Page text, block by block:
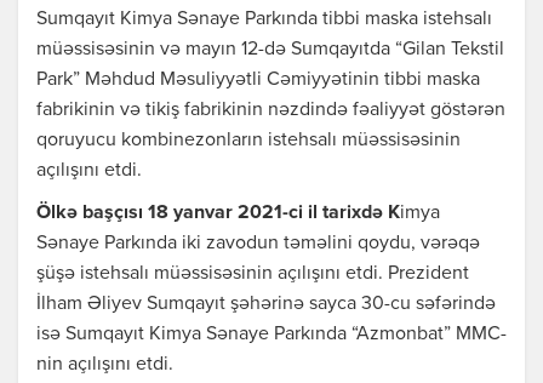
Sumqayıt Kimya Sənaye Parkında tibbi maska istehsalı
müəssisəsinin və mayın 12-də Sumqayıtda “Gilan Tekstil
Park” Məhdud Məsuliyyətli Cəmiyyətinin tibbi maska
fabrikinin və tikiş fabrikinin nəzdində fəaliyyət göstərən
qoruyucu kombinezonların istehsalı müəssisəsinin
açılışını etdi.
Ölkə başçısı 18 yanvar 2021-ci il tarixdə Kimya
Sənaye Parkında iki zavodun təməlini qoydu, vərəqə
şüşə istehsalı müəssisəsinin açılışını etdi. Prezident
İlham Əliyev Sumqayıt şəhərinə sayca 30-cu səfərində
isə Sumqayıt Kimya Sənaye Parkında “Azmonbat” MMC-
nin açılışını etdi.